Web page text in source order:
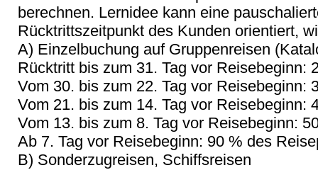
berechnen. Lernidee kann eine
Rücktrittszeitpunkt des Kunden orientiert,
A) Einzelbuchung auf Gruppenreisen
Rücktritt bis zum 31. Tag vor Reisebeginn:
Vom 30. bis zum 22. Tag vor Reisebeginn:
Vom 21. bis zum 14. Tag vor Reisebeginn:
Vom 13. bis zum 8. Tag vor Reisebeginn:
Ab 7. Tag vor Reisebeginn: 90 % des
B) Sonderzugreisen, Schiffsreisen